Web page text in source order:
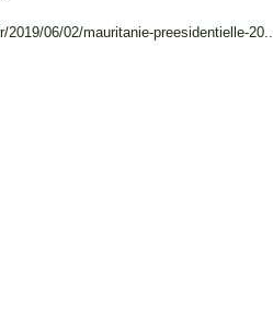
06/02/mauritanie-preesidentielle-20...
presidenciales de
normalidad en